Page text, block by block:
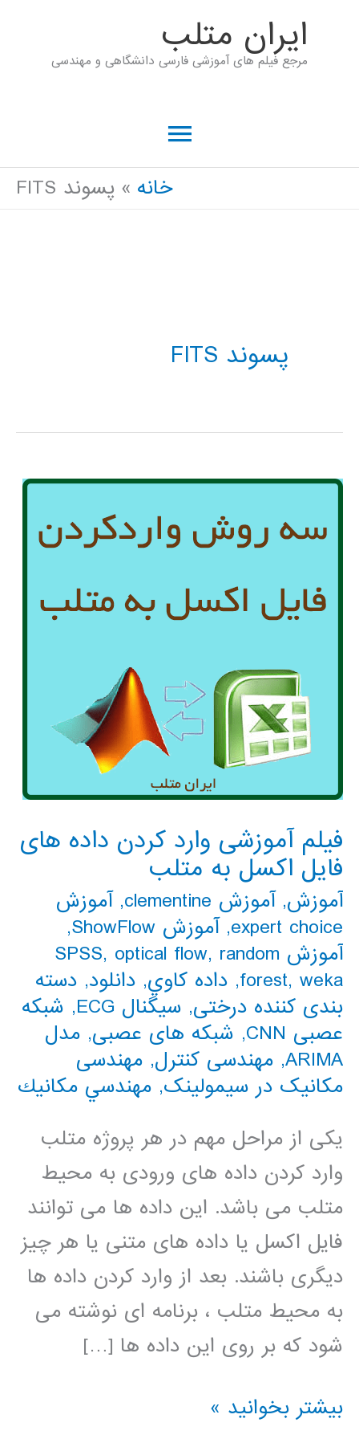
ايران متلب
مرجع فیلم های آموزشی فارسی دانشگاهی و مهندسی
فهرست
اصلی
خانه پسوند FITS
پسوند FITS
فیلم آموزشی وارد کردن داده های
فایل اکسل به متلب
آموزش,آموزش clementine ,آموزش
expert choice
,آموزش ShowFlow
,
آموزش SPSS
, optical flow, random
forest, weka
, داده كاوي, دانلود, دسته
بندی کننده درختی, سیگنال ECG , شبکه
عصبی CNN
, شبکه های عصبی, مدل
ARIMA
, مهندسی کنترل, مهندسی
مکانیک در سیمولینک, مهندسي مكانيك
یکی از مراحل مهم در هر پروژه متلب
وارد کردن داده های ورودی به محیط
متلب می باشد. این داده ها می توانند
فایل اکسل یا داده های متنی یا هر چیز
دیگری باشند. بعد از وارد کردن داده ها
به محیط متلب ، برنامه ای نوشته می
شود که بر روی این داده ها […]
فیلم
بیشتر بخوانید »